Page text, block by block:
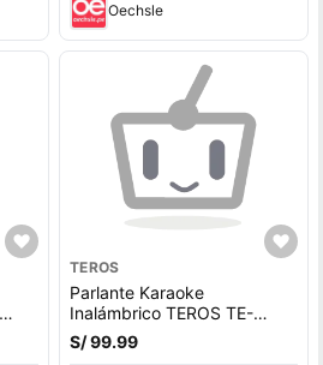
Oechsle
TEROS
Parlante Karaoke
Inalámbrico TEROS TE-
6013N, BT 5.4, 10W, USB,
Iluminación LED
S/ 99.99